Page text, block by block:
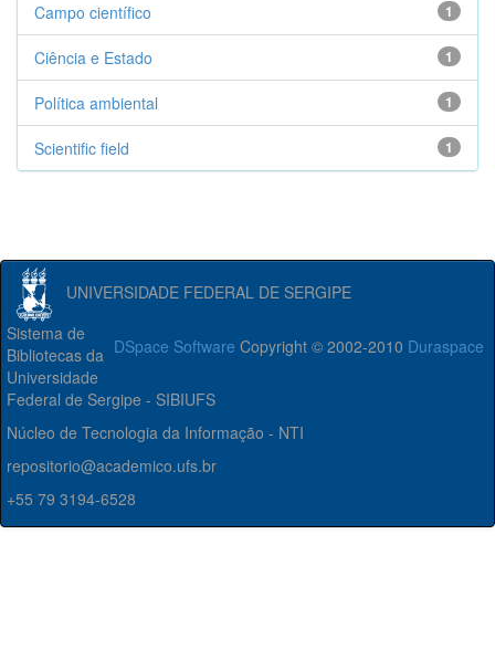
1
Campo científico
1
Ciência e Estado
1
Política ambiental
1
Scientific field
UNIVERSIDADE FEDERAL DE SERGIPE
DSpace Software Copyright © 2002-2010 Duraspace
Sistema de
Bibliotecas da
Universidade
Federal de Sergipe - SIBIUFS
Núcleo de Tecnologia da Informação - NTI
repositorio@academico.ufs.br
+55 79 3194-6528